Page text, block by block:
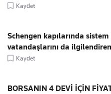
Kaydet
Schengen kapılarında
vatandaşlarını da
Kaydet
BORSANIN 4 DEVİ İÇİN